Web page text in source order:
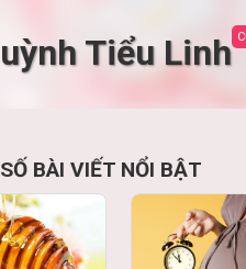
Tiểu Linh
BÀI VIẾT NỔI BẬT